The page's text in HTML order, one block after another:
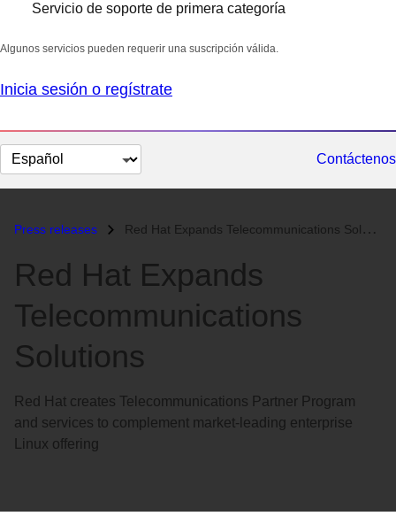
Servicio de soporte de primera categoría
Algunos servicios pueden requerir una suscripción válida.
Inicia sesión o regístrate
Cambiar
el
Contáctenos
Press releases Red Hat Expands Telecommunications Solutions...
Red Hat Expands
Telecommunications
Solutions
Red Hat creates Telecommunications Partner Program
and services to complement market-leading enterprise
Linux offering